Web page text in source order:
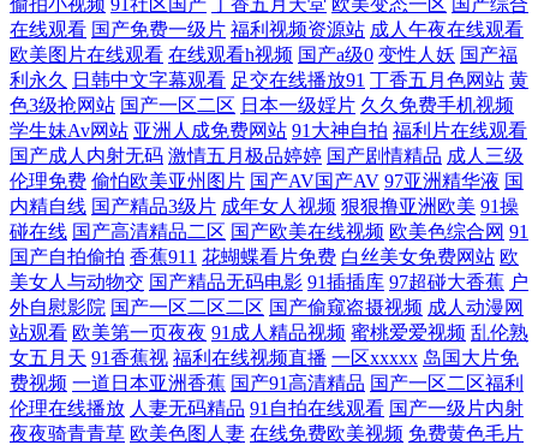
在线观看 国产免费一级片 福利视频资源站 成人午夜在线观看
欧美图片在线观看 在线观看h视频 国产a级0 变性人妖 国产福
利永久
日韩中文字幕观看 足交在线播放91 丁香五月色网站 黄
色3级抢网站 国产一区二区 日本一级婬片 久久免费手机视频
学生妹Av网站 亚洲人成免费网站 91大神自拍 福利片在线观看
国产成人内射无码 激情五月极品婷婷 国产剧情精品 成人三级
伦理免费 偷怕欧美亚州图片 国产AV国产AV 97亚洲精华液 国
内精自线 国产精品3级片 成年女人视频 狠狠撸亚洲欧美 91操
碰在线 国产高清精品二区 国产欧美在线视频 欧美色综合网 91
国产自拍偷拍 香蕉911 花蝴蝶看片免费 白丝美女免费网站 欧
美女人与动物交 国产精品无码电影 91插插库 97超碰大香蕉 户
外自慰影院 国产一区二区二区 国产偷窥盗摄视频 成人动漫网
站观看 欧美第一页夜夜 91成人精品视频 蜜桃爱爱视频 乱伦熟
女五月天 91香蕉视 福利在线视频直播 一区xxxxx 岛国大片免
费视频 一道日本亚洲香蕉 国产91高清精品 国产一区二区福利
伦理在线播放 人妻无码精品 91自拍在线观看 国产一级片内射
夜夜骑青青草 欧美色图人妻 在线免费欧美视频 免费黄色毛片